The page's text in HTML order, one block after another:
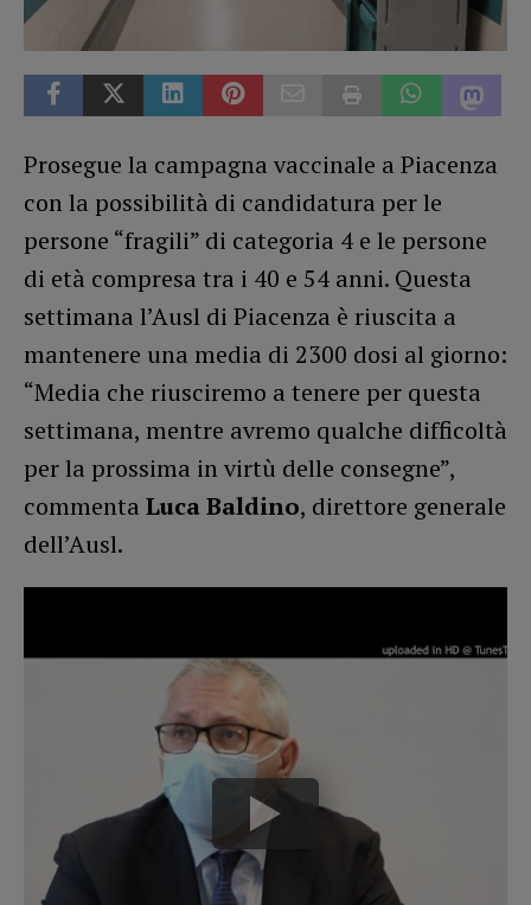
Prosegue la campagna vaccinale a Piacenza
con la possibilità di candidatura per le
persone “fragili” di categoria 4 e le persone
di età compresa tra i 40 e 54 anni. Questa
settimana l’Ausl di Piacenza è riuscita a
mantenere una media di 2300 dosi al giorno:
“Media che riusciremo a tenere per questa
settimana, mentre avremo qualche difficoltà
per la prossima in virtù delle consegne”,
commenta Luca Baldino, direttore generale
dell’Ausl.